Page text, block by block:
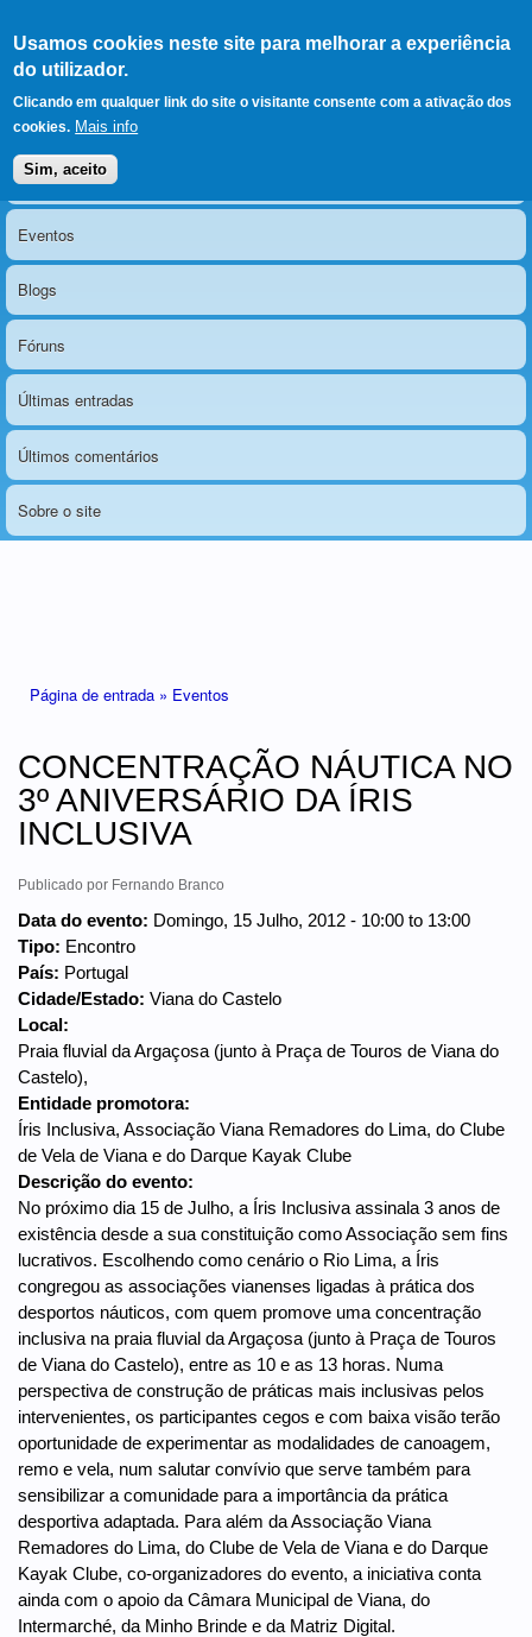
Usamos cookies neste site para melhorar a experiência
do utilizador.
Clicando em qualquer link do site o visitante consente com a ativação dos
cookies. Mais info
Sim, aceito
LERPARAVER , ir para a
página principal
O portal da visão diferente
Menu principal
Notícias
Eventos
Blogs
Fóruns
Últimas entradas
Últimos comentários
Sobre o site
Página de entrada » Eventos
CONCENTRAÇÃO NÁUTICA NO
3º ANIVERSÁRIO DA ÍRIS
INCLUSIVA
Publicado por Fernando Branco
Data do evento: Domingo, 15 Julho, 2012 - 10:00 to 13:00
Tipo: Encontro
País: Portugal
Cidade/Estado: Viana do Castelo
Local:
Praia fluvial da Argaçosa (junto à Praça de Touros de Viana do
Castelo),
Entidade promotora:
Íris Inclusiva, Associação Viana Remadores do Lima, do Clube
de Vela de Viana e do Darque Kayak Clube
Descrição do evento:
No próximo dia 15 de Julho, a Íris Inclusiva assinala 3 anos de
existência desde a sua constituição como Associação sem fins
lucrativos. Escolhendo como cenário o Rio Lima, a Íris
congregou as associações vianenses ligadas à prática dos
desportos náuticos, com quem promove uma concentração
inclusiva na praia fluvial da Argaçosa (junto à Praça de Touros
de Viana do Castelo), entre as 10 e as 13 horas. Numa
perspectiva de construção de práticas mais inclusivas pelos
intervenientes, os participantes cegos e com baixa visão terão
oportunidade de experimentar as modalidades de canoagem,
remo e vela, num salutar convívio que serve também para
sensibilizar a comunidade para a importância da prática
desportiva adaptada. Para além da Associação Viana
Remadores do Lima, do Clube de Vela de Viana e do Darque
Kayak Clube, co-organizadores do evento, a iniciativa conta
ainda com o apoio da Câmara Municipal de Viana, do
Intermarché, da Minho Brinde e da Matriz Digital.